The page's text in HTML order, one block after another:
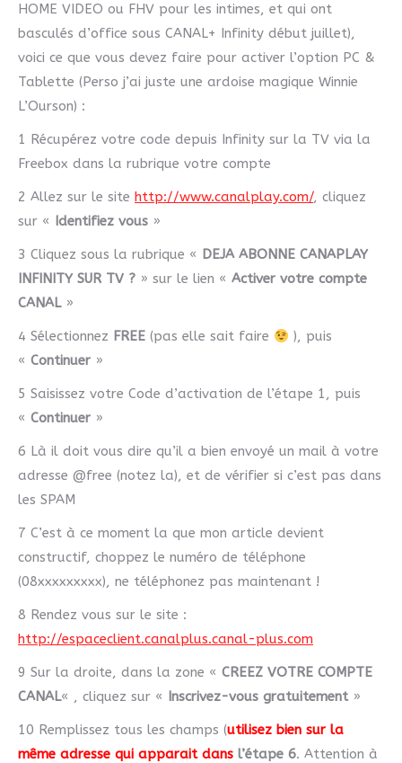
HOME VIDEO ou FHV pour les intimes, et qui ont
basculés d’office sous CANAL+ Infinity début juillet),
voici ce que vous devez faire pour activer l’option PC &
Tablette (Perso j’ai juste une ardoise magique Winnie
L’Ourson) :
1 Récupérez votre code depuis Infinity sur la TV via la
Freebox dans la rubrique votre compte
2 Allez sur le site http://www.canalplay.com/, cliquez
sur « Identifiez vous »
3 Cliquez sous la rubrique « DEJA ABONNE CANAPLAY
INFINITY SUR TV ? » sur le lien « Activer votre compte
CANAL»
4 Sélectionnez FREE (pas elle sait faire
), puis
« Continuer »
5 Saisissez votre Code d’activation de l’étape 1, puis
« Continuer »
6 Là il doit vous dire qu’il a bien envoyé un mail à votre
adresse @free (notez la), et de vérifier si c’est pas dans
les SPAM
7 C’est à ce moment la que mon article devient
constructif, choppez le numéro de téléphone
(08xxxxxxxxx), ne téléphonez pas maintenant !
8 Rendez vous sur le site :
http://espaceclient.canalplus.canal-plus.com
9 Sur la droite, dans la zone « CREEZ VOTRE COMPTE
CANAL« , cliquez sur « Inscrivez-vous gratuitement»
10 Remplissez tous les champs (utilisez bien sur la
même adresse qui apparait dans l’étape 6. Attention à